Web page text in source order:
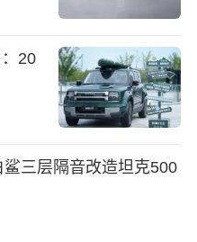
20
三层隔音改造坦克500